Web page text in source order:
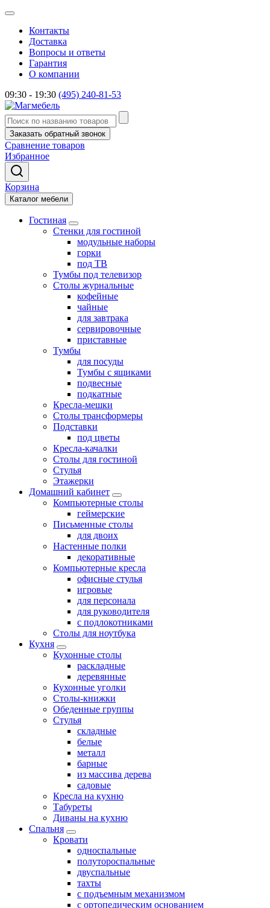
Контакты
Доставка
Вопросы и ответы
Гарантия
О компании
09:30 - 19:30 (495) 240-81-53
Заказать обратный звонок
Сравнение товаров
Избранное
Корзина
Каталог мебели
Гостиная
Стенки для гостиной
модульные наборы
горки
под ТВ
Тумбы под телевизор
Столы журнальные
кофейные
чайные
для завтрака
сервировочные
приставные
Тумбы
для посуды
Тумбы с ящиками
подвесные
подкатные
Кресла-мешки
Столы трансформеры
Подставки
под цветы
Кресла-качалки
Столы для гостиной
Стулья
Этажерки
Домашний кабинет
Компьютерные столы
геймерские
Письменные столы
для двоих
Настенные полки
декоративные
Компьютерные кресла
офисные стулья
игровые
для персонала
для руководителя
с подлокотниками
Столы для ноутбука
Кухня
Кухонные столы
раскладные
деревянные
Кухонные уголки
Столы-книжки
Обеденные группы
Стулья
складные
белые
металл
барные
из массива дерева
садовые
Кресла на кухню
Табуреты
Диваны на кухню
Спальня
Кровати
односпальные
полутороспальные
двуспальные
тахты
с подъемным механизмом
с ортопедическим основанием